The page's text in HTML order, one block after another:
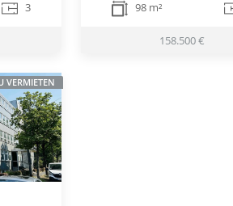
3 98 m²
158.500 €
VERMIETEN